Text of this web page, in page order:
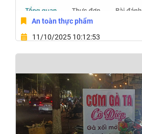
An toàn thực phẩm
11/10/2025 10:12:53
16 Đường A Phường Buôn Ma